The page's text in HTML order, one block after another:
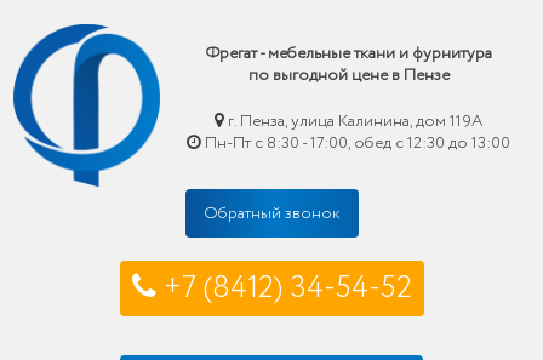
Фрегат - мебельные ткани и фурнитура
по выгодной цене в Пензе
г. Пенза, улица Калинина, дом 119А
Пн-Пт с 8:30 - 17:00, обед с 12:30 до 13:00
Обратный звонок
+7 (8412) 34-54-52